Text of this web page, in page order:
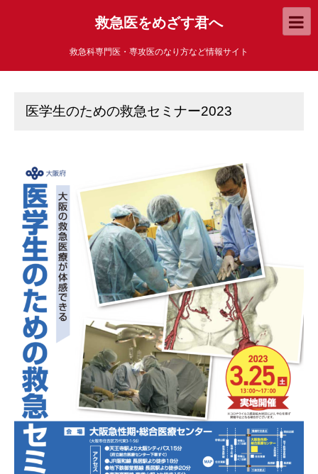
救急医をめざす君へ
救急科専門医・専攻医のなり方など情報サイト
医学生のための救急セミナー2023